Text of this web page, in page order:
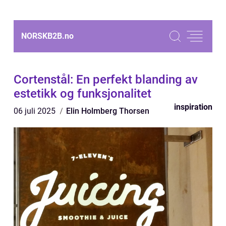
NORSKB2B.no
Cortenstål: En perfekt blanding av
estetikk og funksjonalitet
06 juli 2025 Elin Holmberg Thorsen inspiration